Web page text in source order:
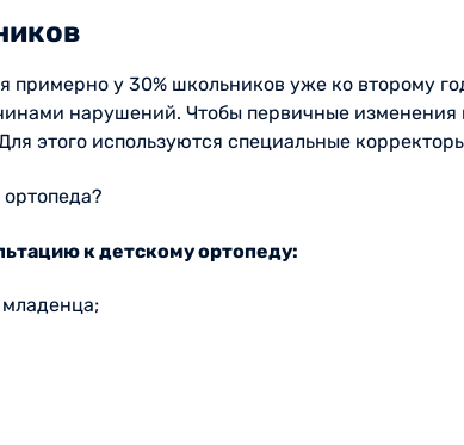
примерно у 30% школьников уже ко второму
нарушений. Чтобы первичные
этого используются специальные
к детскому ортопеду:
внутреннюю или наружную ее поверхность;